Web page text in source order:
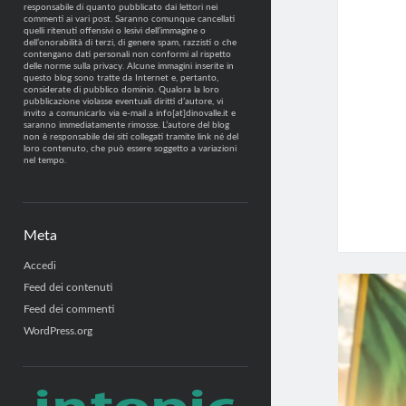
responsabile di quanto pubblicato dai lettori nei
commenti ai vari post. Saranno comunque cancellati
quelli ritenuti offensivi o lesivi dell’immagine o
dell’onorabilità di terzi, di genere spam, razzisti o che
contengano dati personali non conformi al rispetto
delle norme sulla privacy. Alcune immagini inserite in
questo blog sono tratte da Internet e, pertanto,
considerate di pubblico dominio. Qualora la loro
pubblicazione violasse eventuali diritti d’autore, vi
invito a comunicarlo via e-mail a info[at]dinovalle.it e
saranno immediatamente rimosse. L’autore del blog
non è responsabile dei siti collegati tramite link né del
loro contenuto, che può essere soggetto a variazioni
nel tempo.
Meta
Accedi
Feed dei contenuti
Feed dei commenti
WordPress.org